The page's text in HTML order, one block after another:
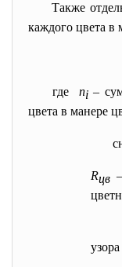
Также
каждого цвета в
где ni–
цвета в манере
Rцв